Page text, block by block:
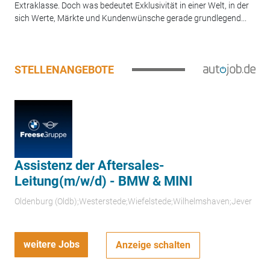
Extraklasse. Doch was bedeutet Exklusivität in einer Welt, in der
sich Werte, Märkte und Kundenwünsche gerade grundlegend...
STELLENANGEBOTE
Assistenz der Aftersales-
Leitung(m/w/d) - BMW & MINI
Oldenburg (Oldb);Westerstede;Wiefelstede;Wilhelmshaven;Jever
weitere Jobs Anzeige schalten